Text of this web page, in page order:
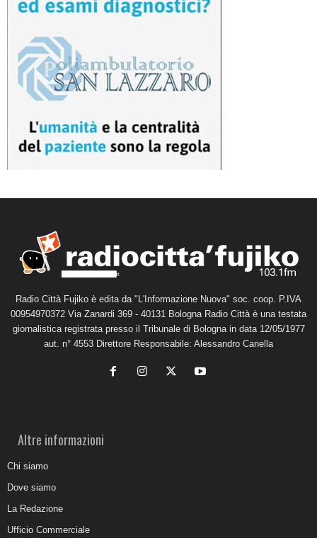
Radio Città Fujiko è edita da "L'Informazione Nuova" soc. coop. P.IVA
00954970372 Via Zanardi 369 - 40131 Bologna Radio Città è una testata
giornalistica registrata presso il Tribunale di Bologna in data 12/05/1977
aut. n° 4553 Direttore Responsabile: Alessandro Canella
Altre informazioni
Chi siamo
Dove siamo
La Redazione
Ufficio Commerciale